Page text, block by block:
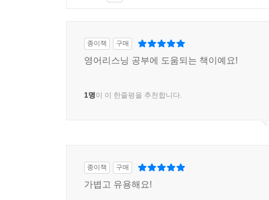
종이책 구매
영어리스닝 공부에 도움되는 책이예요!
1명이 이 한줄평을 추천합니다.
종이책 구매
가볍고 유용해요!